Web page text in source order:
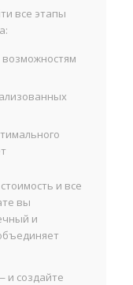
все этапы
и все
вы
и
и создайте